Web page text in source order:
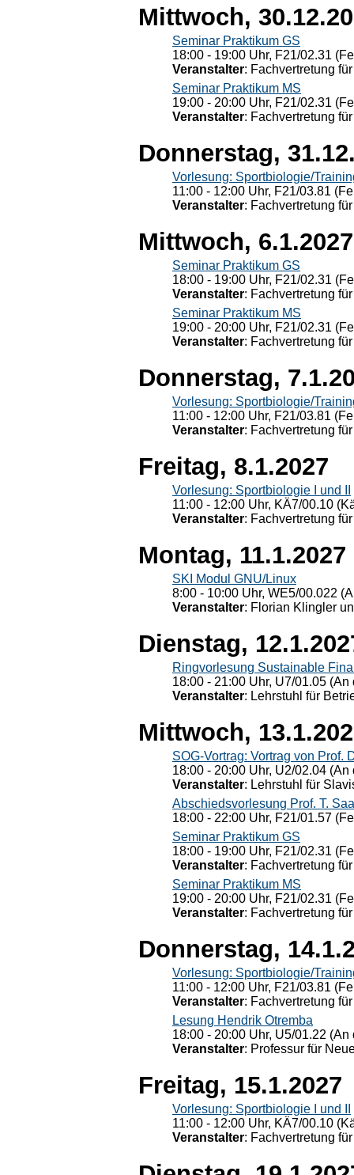
Mittwoch,
Seminar Praktikum GS
18:00 - 19:00 Uhr, F21/02.31
Veranstalter: Fachvertretung
Seminar Praktikum MS
19:00 - 20:00 Uhr, F21/02.31
Veranstalter: Fachvertretung
Donnerstag,
Vorlesung: Sportbiologie/
11:00 - 12:00 Uhr, F21/03.81
Veranstalter: Fachvertretung
Mittwoch, 6.1.2027
Seminar Praktikum GS
18:00 - 19:00 Uhr, F21/02.31
Veranstalter: Fachvertretung
Seminar Praktikum MS
19:00 - 20:00 Uhr, F21/02.31
Veranstalter: Fachvertretung
Donnerstag,
Vorlesung: Sportbiologie/
11:00 - 12:00 Uhr, F21/03.81
Veranstalter: Fachvertretung
Freitag, 8.1.2027
Vorlesung: Sportbiologie I und II
11:00 - 12:00 Uhr, KÄ7/00.10
Veranstalter: Fachvertretung
Montag, 11.1.2027
SKI Modul GNU/Linux
8:00 - 10:00 Uhr, WE5/00.022
Veranstalter: Florian Klingler
Dienstag,
Ringvorlesung Sustainable
18:00 - 21:00 Uhr, U7/01.05
Veranstalter: Lehrstuhl für
Mittwoch,
SOG-Vortrag: Vortrag von Prof.
18:00 - 20:00 Uhr, U2/02.04
Veranstalter: Lehrstuhl für
Abschiedsvorlesung Prof. T.
18:00 - 22:00 Uhr, F21/01.57
Seminar Praktikum GS
18:00 - 19:00 Uhr, F21/02.31
Veranstalter: Fachvertretung
Seminar Praktikum MS
19:00 - 20:00 Uhr, F21/02.31
Veranstalter: Fachvertretung
Donnerstag,
Vorlesung: Sportbiologie/
11:00 - 12:00 Uhr, F21/03.81
Veranstalter: Fachvertretung
Lesung Hendrik Otremba
18:00 - 20:00 Uhr, U5/01.22
Veranstalter: Professur für
Freitag, 15.1.2027
Vorlesung: Sportbiologie I und II
11:00 - 12:00 Uhr, KÄ7/00.10
Veranstalter: Fachvertretung